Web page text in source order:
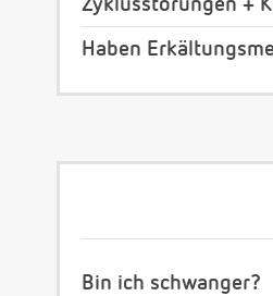
Zyklusstörungen +
Haben
Bin ich schwanger?